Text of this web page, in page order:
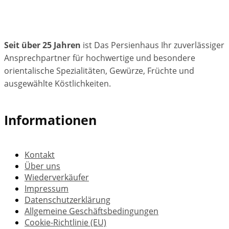
Seit über 25 Jahren ist Das Persienhaus Ihr zuverlässiger
Ansprechpartner für hochwertige und besondere
orientalische Spezialitäten, Gewürze, Früchte und
ausgewählte Köstlichkeiten.
Informationen
Kontakt
Über uns
Wiederverkäufer
Impressum
Datenschutzerklärung
Allgemeine Geschäftsbedingungen
Cookie-Richtlinie (EU)